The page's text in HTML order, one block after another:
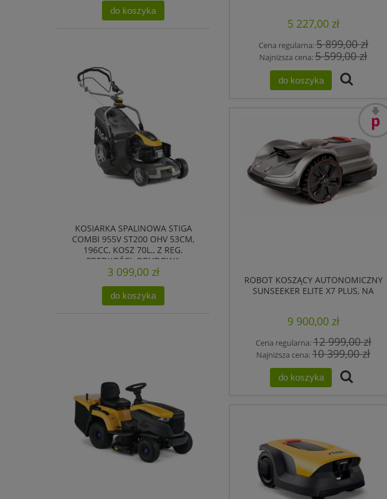
do koszyka
KOSIARKA SPALINOWA STIGA
COMBI 955V ST200 OHV 53CM,
196CC, KOSZ 70L., Z REG.
PRĘDKOŚCI, OBUDOWA
GALWANIZOWANA
3 099,00 zł
do koszyka
5 227,00 zł
Cena regularna:5 899,00 zł
Najniższa cena:5 599,00 zł
do koszyka
ROBOT KOSZĄCY AUTONOMICZNY
SUNSEEKER ELITE X7 PLUS, NA
9 900,00 zł
Cena regularna:12 999,00 zł
Najniższa cena:10 399,00 zł
do koszyka
promocja